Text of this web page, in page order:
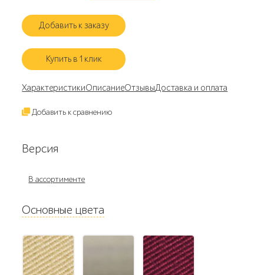
Добавить к заказу
Купить в 1 клик
ХарактеристикиОписаниеОтзывыДоставка и оплата
Добавить к сравнению
Версия
В ассортименте
Основные цвета